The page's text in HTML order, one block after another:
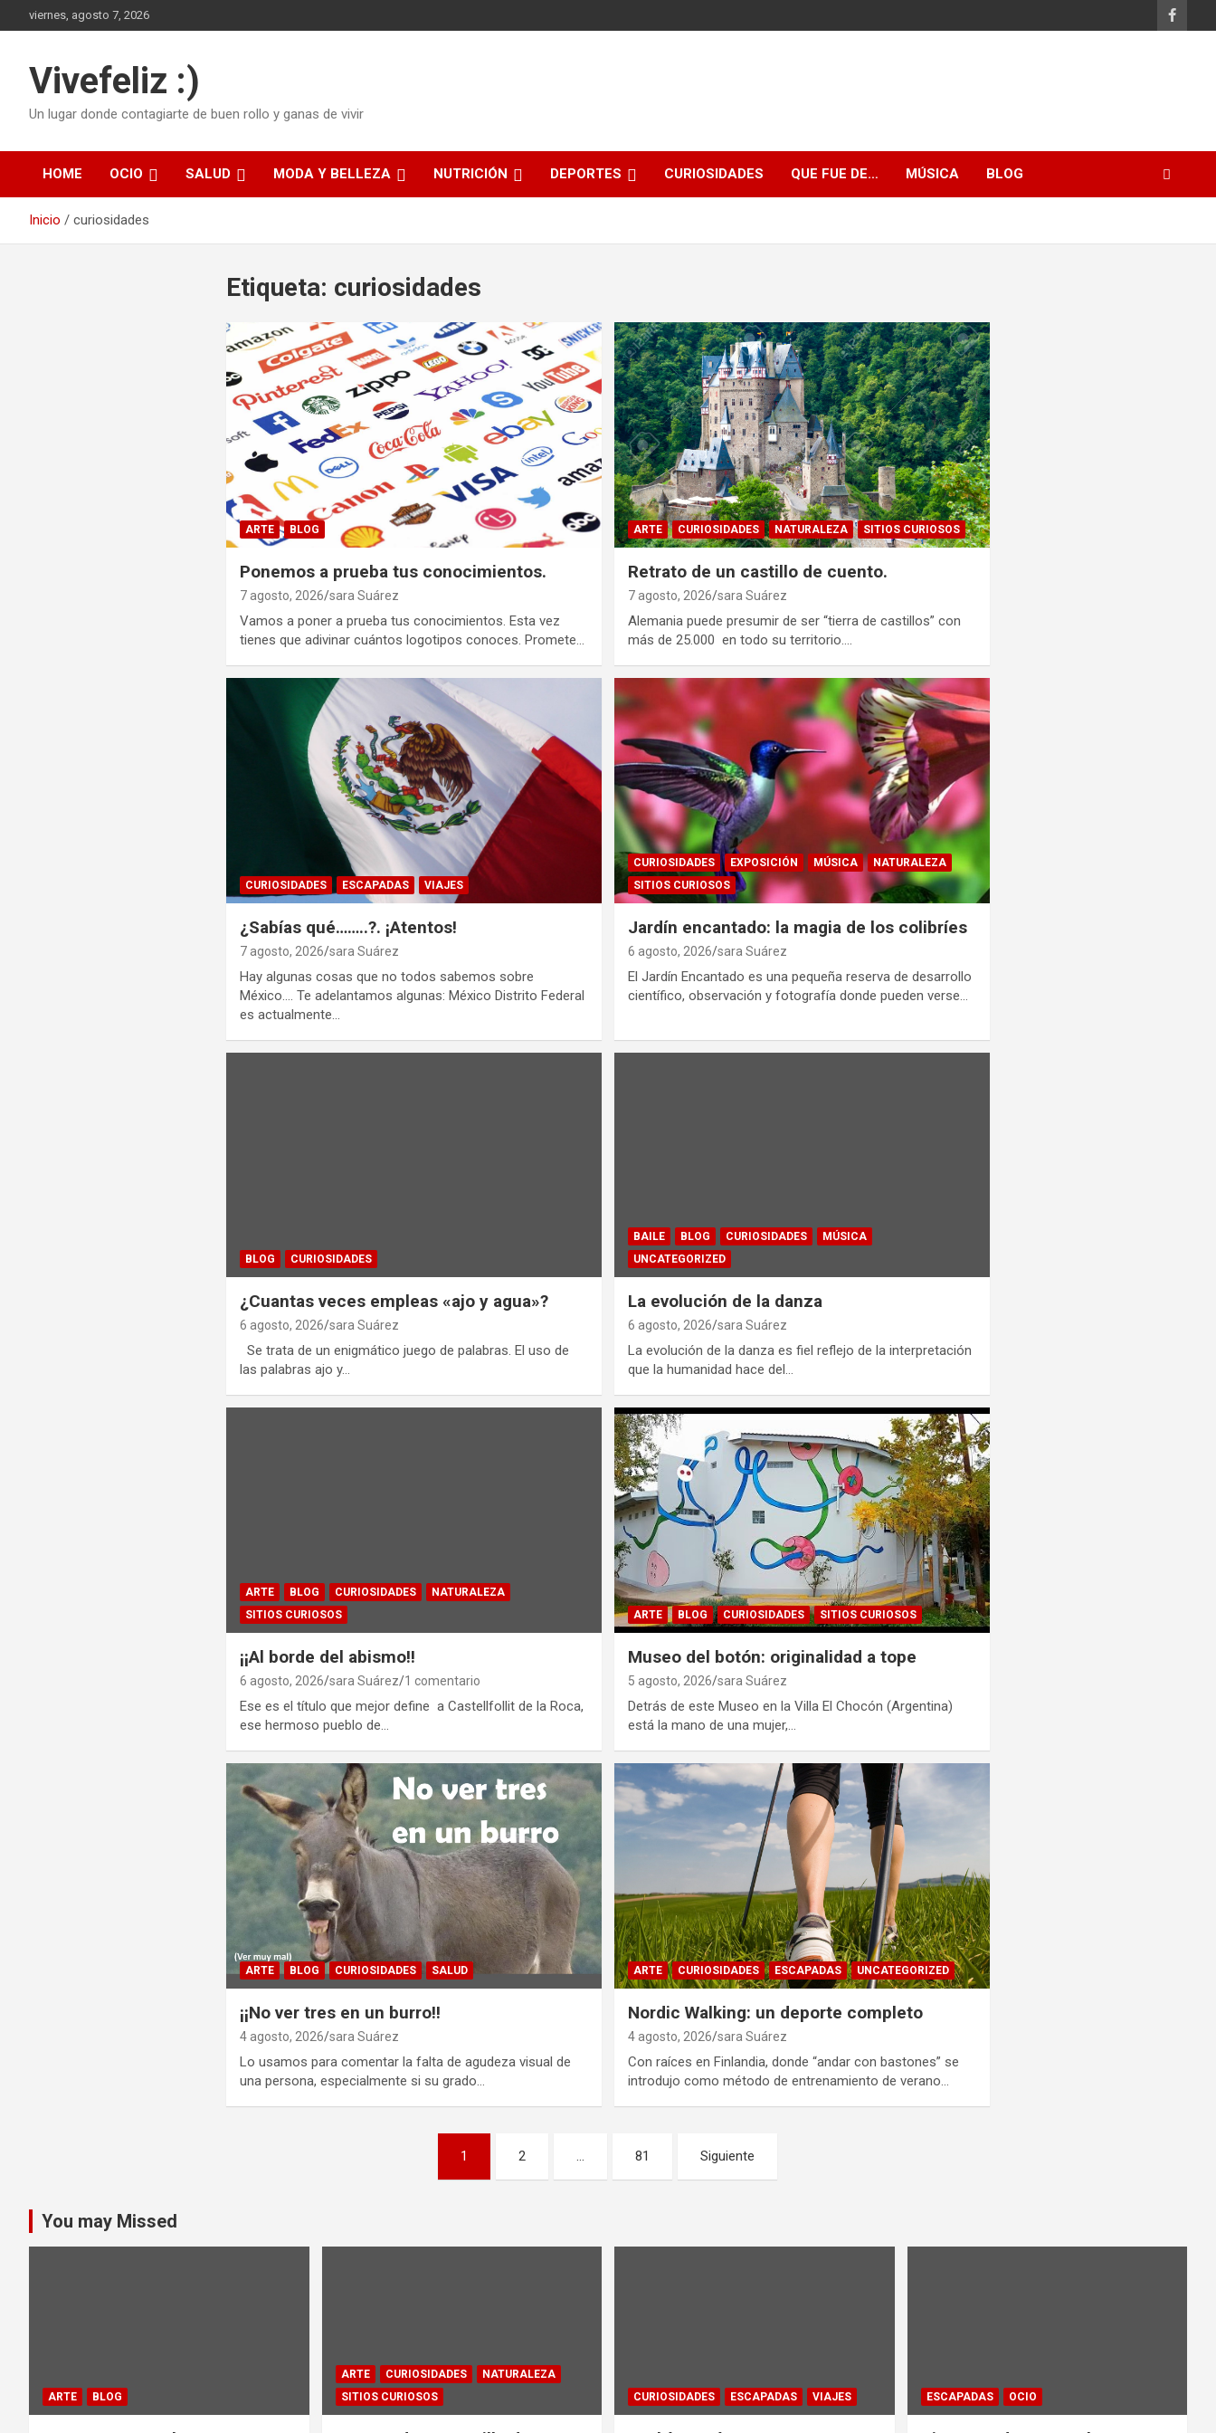
al
viernes, agosto 7, 2026
Vivefeliz :)
Un lugar donde contagiarte de buen rollo y ganas de vivir
HOME OCIO SALUD MODA Y BELLEZA NUTRICIÓN DEPORTES CURIOSIDADES QUE FUE DE… MÚSICA BLOG
Inicio curiosidades
Etiqueta: curiosidades
ARTE BLOG
Ponemos a prueba tus conocimientos.
7 agosto, 2026 sara Suárez
Vamos a poner a prueba tus conocimientos. Esta vez
tienes que adivinar cuántos logotipos conoces. Promete…
ARTE CURIOSIDADES NATURALEZA SITIOS CURIOSOS
Retrato de un castillo de cuento.
7 agosto, 2026 sara Suárez
Alemania puede presumir de ser “tierra de castillos” con
más de 25.000 en todo su territorio.…
CURIOSIDADES ESCAPADAS VIAJES
¿Sabías qué……..?. ¡Atentos!
7 agosto, 2026 sara Suárez
Hay algunas cosas que no todos sabemos sobre
México…. Te adelantamos algunas: México Distrito Federal
es actualmente…
CURIOSIDADES EXPOSICIÓN MÚSICA
NATURALEZA
SITIOS CURIOSOS
Jardín encantado: la magia de los colibríes
6 agosto, 2026 sara Suárez
El Jardín Encantado es una pequeña reserva de desarrollo
científico, observación y fotografía donde pueden verse…
BLOG CURIOSIDADES
¿Cuantas veces empleas «ajo y agua»?
6 agosto, 2026 sara Suárez
Se trata de un enigmático juego de palabras. El uso de
las palabras ajo y…
BAILE BLOG CURIOSIDADES
MÚSICA
UNCATEGORIZED
La evolución de la danza
6 agosto, 2026 sara Suárez
La evolución de la danza es fiel reflejo de la interpretación
que la humanidad hace del…
ARTE BLOG CURIOSIDADES
NATURALEZA
SITIOS CURIOSOS
¡¡Al borde del abismo!!
6 agosto, 2026 sara Suárez 1 comentario
Ese es el título que mejor define a Castellfollit de la Roca,
ese hermoso pueblo de…
ARTE BLOG CURIOSIDADES SITIOS CURIOSOS
Museo del botón: originalidad a tope
5 agosto, 2026 sara Suárez
Detrás de este Museo en la Villa El Chocón (Argentina)
está la mano de una mujer,…
ARTE BLOG CURIOSIDADES SALUD
¡¡No ver tres en un burro!!
4 agosto, 2026 sara Suárez
Lo usamos para comentar la falta de agudeza visual de
una persona, especialmente si su grado…
ARTE CURIOSIDADES ESCAPADAS UNCATEGORIZED
Nordic Walking: un deporte completo
4 agosto, 2026 sara Suárez
Con raíces en Finlandia, donde “andar con bastones” se
introdujo como método de entrenamiento de verano…
1 2 … 81 Siguiente
You may Missed
ARTE BLOG
ARTE CURIOSIDADES
NATURALEZA
SITIOS CURIOSOS
CURIOSIDADES ESCAPADAS VIAJES ESCAPADAS OCIO